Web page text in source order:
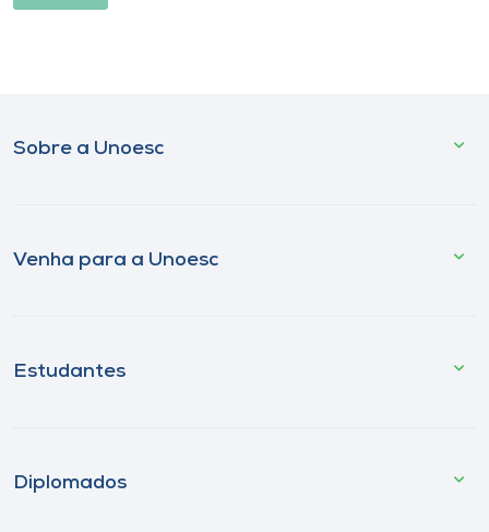
Sobre a Unoesc
Venha para a Unoesc
Estudantes
Diplomados